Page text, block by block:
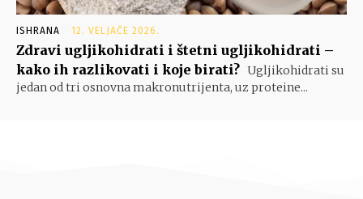
ISHRANA 12. VELJAČE 2026.
Zdravi ugljikohidrati i štetni ugljikohidrati –
kako ih razlikovati i koje birati? Ugljikohidrati su
jedan od tri osnovna makronutrijenta, uz proteine...